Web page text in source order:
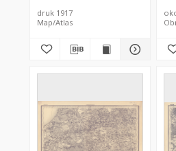
druk 1917
Map/Atlas